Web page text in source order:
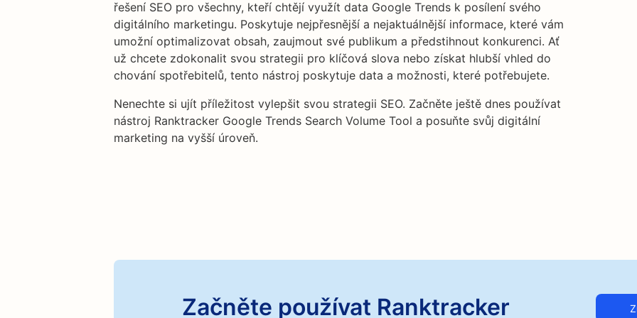
řešení SEO pro všechny, kteří chtějí využít data Google Trends k posílení svého
digitálního marketingu. Poskytuje nejpřesnější a nejaktuálnější informace, které vám
umožní optimalizovat obsah, zaujmout své publikum a předstihnout konkurenci. Ať
už chcete zdokonalit svou strategii pro klíčová slova nebo získat hlubší vhled do
chování spotřebitelů, tento nástroj poskytuje data a možnosti, které potřebujete.
Nenechte si ujít příležitost vylepšit svou strategii SEO. Začněte ještě dnes používat
nástroj Ranktracker Google Trends Search Volume Tool a posuňte svůj digitální
marketing na vyšší úroveň.
Začněte používat Ranktracker